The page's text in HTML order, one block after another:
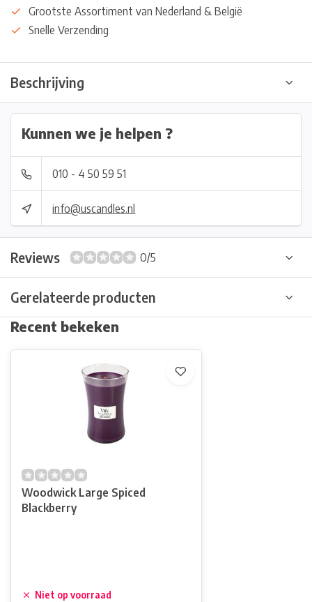
Grootste Assortiment van Nederland & België
Snelle Verzending
Beschrijving
Kunnen we je helpen ?
010 - 4 50 59 51
info@uscandles.nl
Reviews 0/5
Gerelateerde producten
Recent bekeken
Woodwick Large Spiced
Blackberry
Niet op voorraad